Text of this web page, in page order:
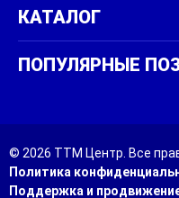
КАТАЛОГ
ПОПУЛЯРНЫЕ
© 2026 ТТМ Центр. Все
Политика
Поддержка и